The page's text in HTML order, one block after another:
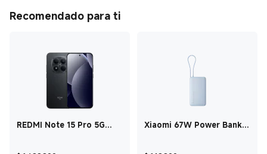
Recomendado para ti
REDMI Note 15 Pro 5G
Xiaomi 67W Power Bank